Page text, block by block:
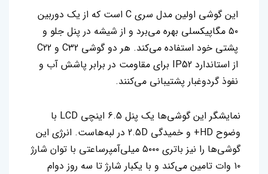
این گوشی اولین مدل سری C است که از یک دوربین
۵۰ مگاپیکسلی بهره می‌برد و از شیشه در پنل جلو و
پشتی خود استفاده می‌کند. هر دو گوشی C32 و C22
از استاندارد IP52 برای مقاومت در برابر پاشش آب و
نفوذ گردوغبار پشتیبانی می‌کنند.
نمایشگر این گوشی‌ها یک پنل 6.5 اینچی LCD با
وضوح HD+ و خمیدگی 2.5D در لبه‌هاست. انرژی این
گوشی‌ها را نیز باتری ۵۰۰۰ میلی‌آمپرساعتی با توان شارژ
۱۰ وات تامین می‌کند و با یکبار شارژ تا سه روز دوام